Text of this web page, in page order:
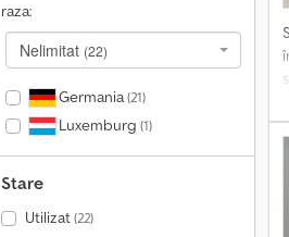
raza:
Nelimitat (22)
Germania(21)
Luxemburg (1)
Stare
Utilizat(22)